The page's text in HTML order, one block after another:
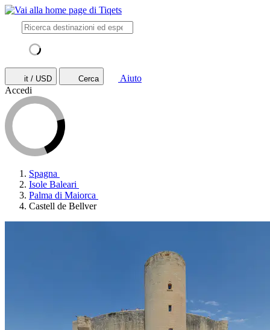
it / USD Cerca
Aiuto
Accedi
Spagna
Isole Baleari
Palma di Maiorca
Castell de Bellver